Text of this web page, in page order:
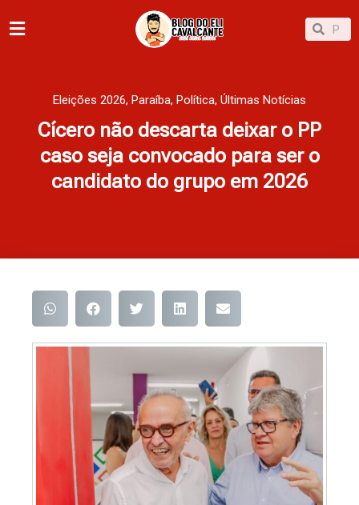
para
Pesquisar
Eleições 2026, Paraíba, Política, Últimas Notícias
Cícero não descarta deixar o PP
caso seja convocado para ser o
candidato do grupo em 2026